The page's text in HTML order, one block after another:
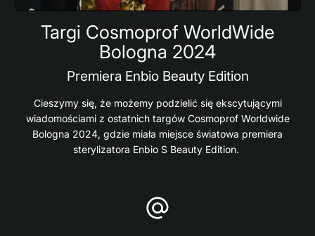
Targi Cosmoprof WorldWide
Bologna 2024
Premiera Enbio Beauty Edition
Cieszymy się, że możemy podzielić się ekscytującymi
wiadomościami z ostatnich targów Cosmoprof Worldwide
Bologna 2024, gdzie miała miejsce światowa premiera
sterylizatora Enbio S Beauty Edition.